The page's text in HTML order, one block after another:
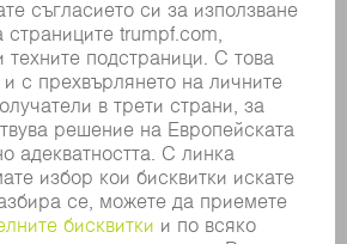
НА СИГНАЛИ
СРЕДА
И ОБЩЕСТВО